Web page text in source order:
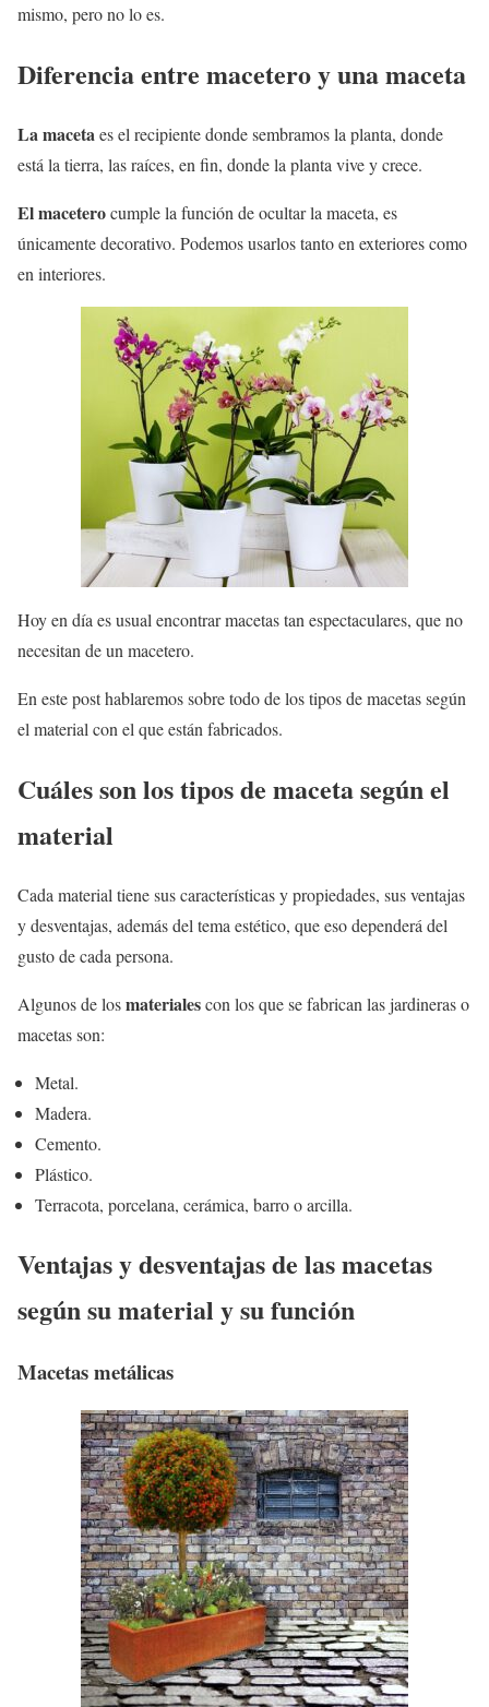
mismo, pero no lo es.
Diferencia entre macetero y una maceta
La macetaes el recipiente donde sembramos la planta, donde
está la tierra, las raíces, en fin, donde la planta vive y crece.
El maceterocumple la función de ocultar la maceta, es
únicamente decorativo. Podemos usarlos tanto en exteriores como
en interiores.
Hoy en día es usual encontrar macetas tan espectaculares, que no
necesitan de un macetero.
En este post hablaremos sobre todo de los tipos de macetas según
el material con el que están fabricados.
Cuáles son los tipos de maceta según el
material
Cada material tiene sus características y propiedades, sus ventajas
y desventajas, además del tema estético, que eso dependerá del
gusto de cada persona.
Algunos de losmaterialescon los que se fabrican las jardineras o
macetas son:
Metal.
Madera.
Cemento.
Plástico.
Terracota, porcelana, cerámica, barro o arcilla.
Ventajas y desventajas de las macetas
según su material y su función
Macetas metálicas